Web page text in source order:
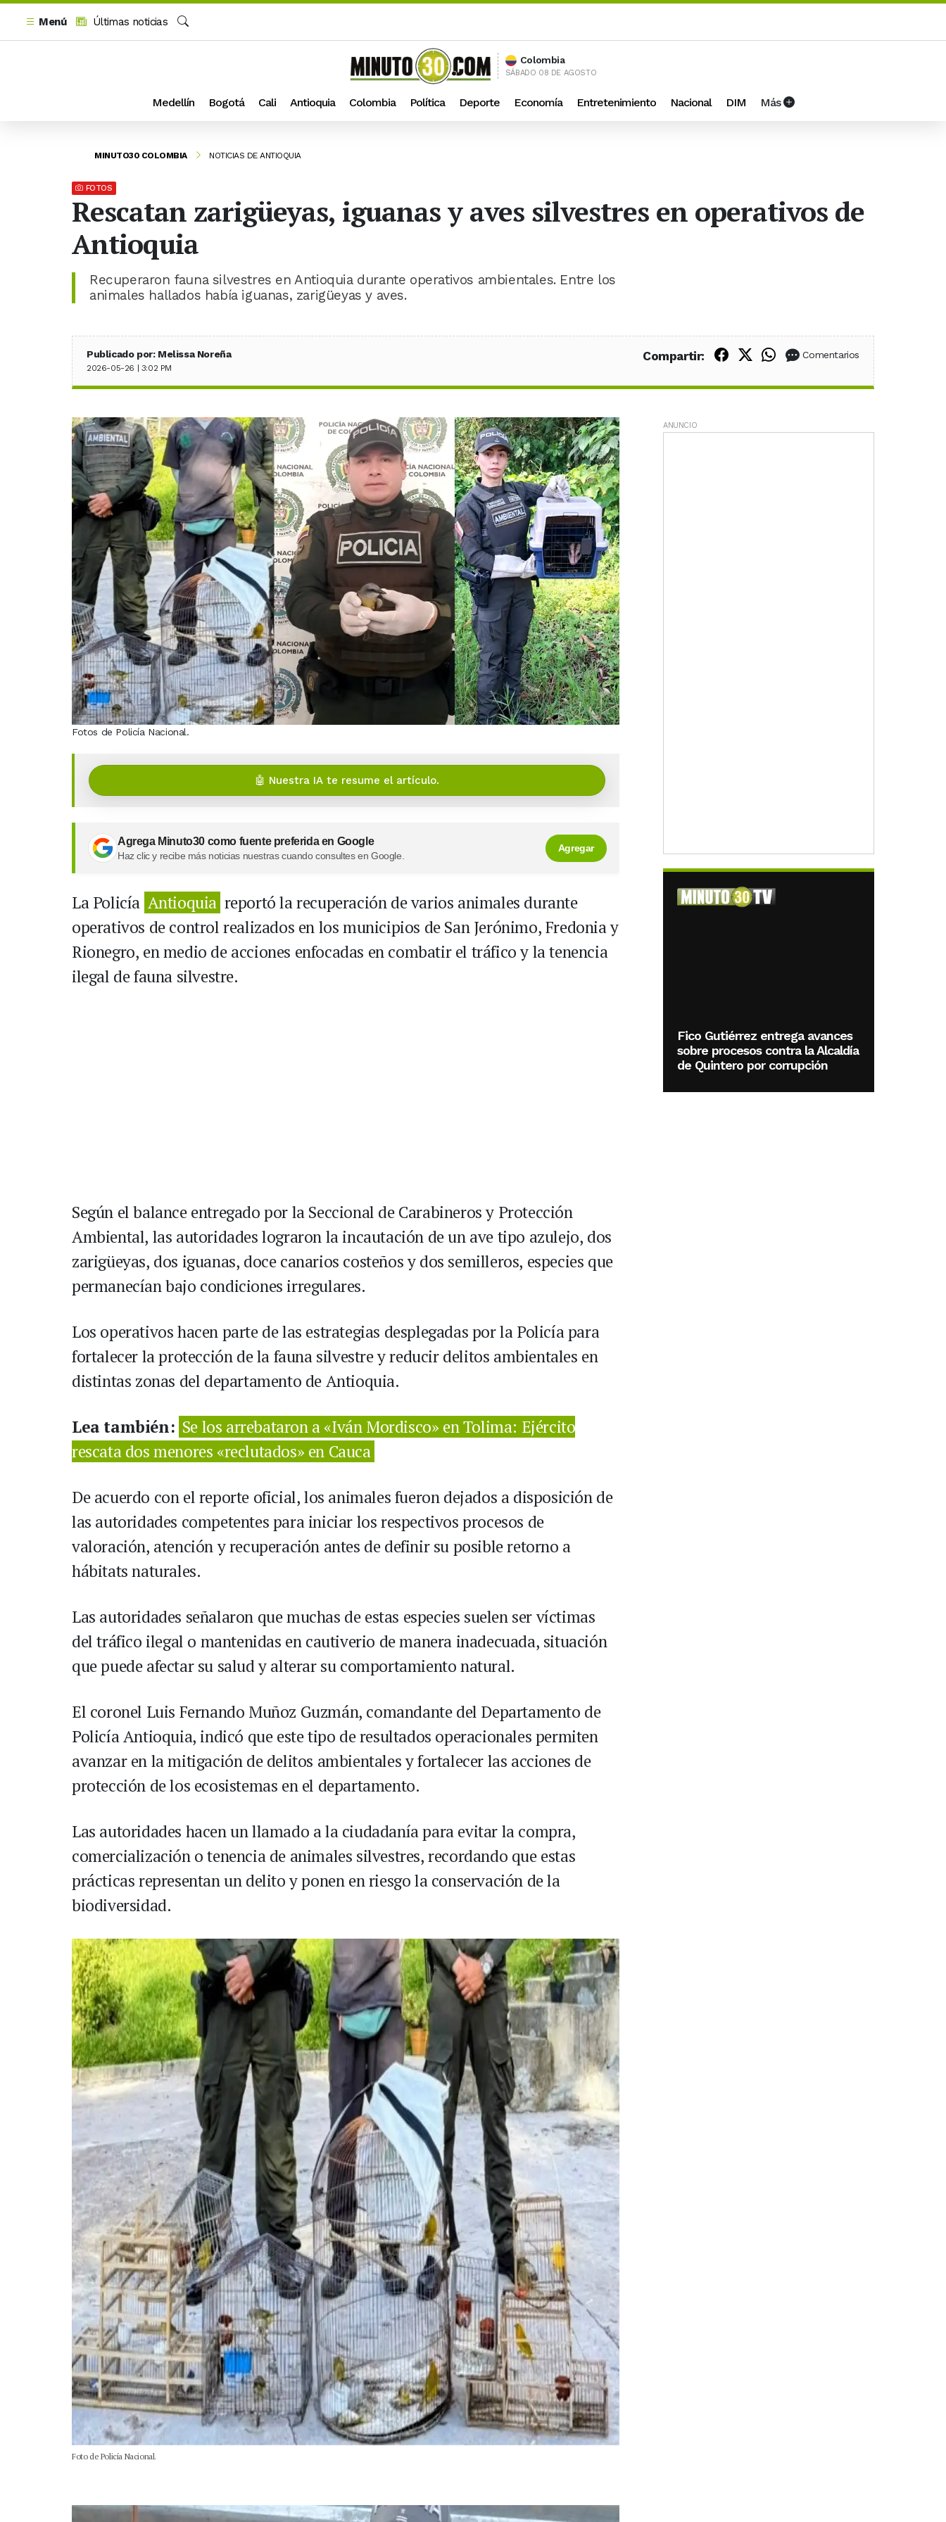
Menú
Últimas noticias
Buscar
Colombia
SÁBADO 08 DE AGOSTO
Medellín Bogotá Cali Antioquia Colombia Política Deporte Economía Entretenimiento Nacional DIM Más
MINUTO30 COLOMBIA NOTICIAS DE ANTIOQUIA
FOTOS
Rescatan zarigüeyas, iguanas y aves silvestres en operativos de
Antioquia
Recuperaron fauna silvestres en Antioquia durante operativos ambientales. Entre los
animales hallados había iguanas, zarigüeyas y aves.
Publicado por: Melissa Noreña
2026-05-26 | 3:02 PM
Compartir: Compartir en Facebook
Compartir en X (Twitter)
Compartir en WhatsApp
Comentarios
Fotos de Policía Nacional.
🤖 Nuestra IA te resume el artículo.
Agrega Minuto30 como fuente preferida en Google
Haz clic y recibe más noticias nuestras cuando consultes en Google.
Agregar
La Policía Antioquia reportó la recuperación de varios animales durante
operativos de control realizados en los municipios de San Jerónimo, Fredonia y
Rionegro, en medio de acciones enfocadas en combatir el tráfico y la tenencia
ilegal de fauna silvestre.
Según el balance entregado por la Seccional de Carabineros y Protección
Ambiental, las autoridades lograron la incautación de un ave tipo azulejo, dos
zarigüeyas, dos iguanas, doce canarios costeños y dos semilleros, especies que
permanecían bajo condiciones irregulares.
Los operativos hacen parte de las estrategias desplegadas por la Policía para
fortalecer la protección de la fauna silvestre y reducir delitos ambientales en
distintas zonas del departamento de Antioquia.
Lea también: Se los arrebataron a «Iván Mordisco» en Tolima: Ejército
rescata dos menores «reclutados» en Cauca
De acuerdo con el reporte oficial, los animales fueron dejados a disposición de
las autoridades competentes para iniciar los respectivos procesos de
valoración, atención y recuperación antes de definir su posible retorno a
hábitats naturales.
Las autoridades señalaron que muchas de estas especies suelen ser víctimas
del tráfico ilegal o mantenidas en cautiverio de manera inadecuada, situación
que puede afectar su salud y alterar su comportamiento natural.
El coronel Luis Fernando Muñoz Guzmán, comandante del Departamento de
Policía Antioquia, indicó que este tipo de resultados operacionales permiten
avanzar en la mitigación de delitos ambientales y fortalecer las acciones de
protección de los ecosistemas en el departamento.
Las autoridades hacen un llamado a la ciudadanía para evitar la compra,
comercialización o tenencia de animales silvestres, recordando que estas
prácticas representan un delito y ponen en riesgo la conservación de la
biodiversidad.
Foto de Policía Nacional.
ANUNCIO
Fico Gutiérrez entrega avances
sobre procesos contra la Alcaldía
de Quintero por corrupción